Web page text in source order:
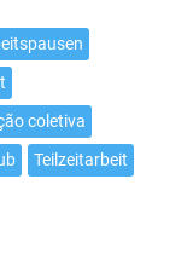
coletiva
Teilzeitarbeit